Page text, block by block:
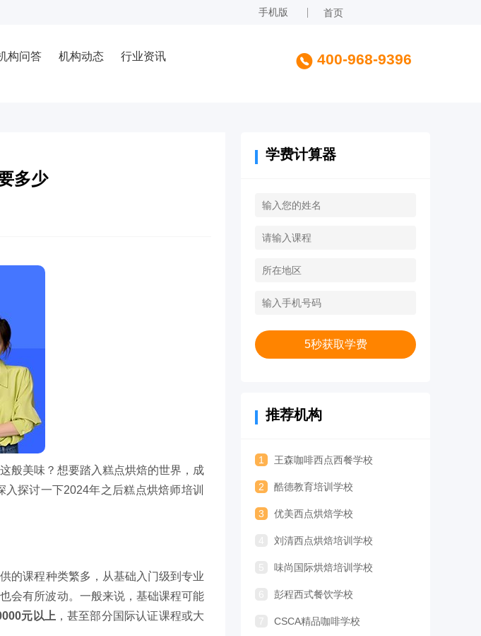
手机版 首页
构问答 机构动态 行业资讯 400-968-9396
多少
般美味？想要踏入糕点烘焙的世界，成
探讨一下2024年之后糕点烘焙师培训
的课程种类繁多，从基础入门级到专业
会有所波动。一般来说，基础课程可能
元以上 ，甚至部分国际认证课程或大
学费计算器
5秒获取学费
推荐机构
1 王森咖啡西点西餐学校
2 酷德教育培训学校
3 优美西点烘焙学校
刘清西点烘焙培训学校
味尚国际烘焙培训学校
彭程西式餐饮学校
CSCA精品咖啡学校